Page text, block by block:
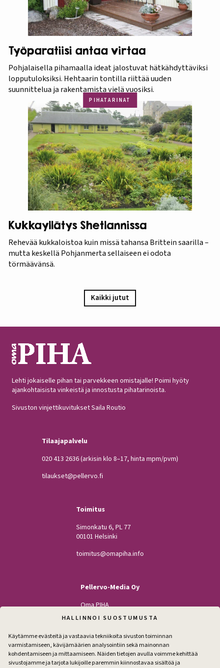
HALLINNOI SUOSTUMUSTA
Käytämme evästeitä ja vastaavia tekniikoita sivuston toiminnan
varmistamiseen, kävijämäärien analysointiin sekä mainonnan
kohdentamiseen ja mittaamiseen. Näiden tietojen avulla voimme kehittää
sivustojamme ja tarjota lukijoille paremmin kiinnostavaa sisältöä ja
Työparatiisi antaa virtaa
Pohjalaisella pihamaalla ideat jalostuvat hätkähdyttäviksi
lopputuloksiksi. Hehtaarin tontilla riittää uuden
suunnittelua ja rakentamista vielä vuosiksi.
PIHATARINAT
Kukkayllätys Shetlannissa
Rehevää kukkaloistoa kuin missä tahansa Brittein saarilla –
mutta keskellä Pohjanmerta sellaiseen ei odota
törmäävänsä.
Kaikki jutut
Lehti jokaiselle pihan tai parvekkeen omistajalle! Poimi hyöty
ajankohtaisista vinkeistä ja innostusta pihatarinoista.
Sivuston vinjettikuvitukset Saila Routio
Tilaajapalvelu
020 413 2636(arkisin klo 8–17, hinta mpm/pvm)
tilaukset@pellervo.fi
Toimitus
Simonkatu 6, PL 77
00101 Helsinki
toimitus@omapiha.info
Pellervo-Media Oy
Oma PIHA
Kodin Pellervo
Maatilan Pellervo